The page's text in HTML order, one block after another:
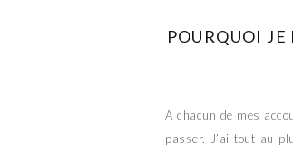
POURQUOI JE
A chacun de mes
passer. J’ai tout au